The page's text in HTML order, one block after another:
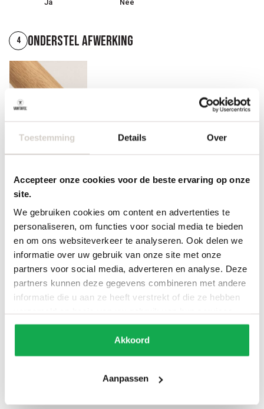
Toestemming Details Over
Accepteer onze cookies voor de beste ervaring op onze
site.
We gebruiken cookies om content en advertenties te
personaliseren, om functies voor social media te bieden
en om ons websiteverkeer te analyseren. Ook delen we
informatie over uw gebruik van onze site met onze
partners voor social media, adverteren en analyse. Deze
partners kunnen deze gegevens combineren met andere
informatie die u aan ze heeft verstrekt of die ze hebben
Akkoord
Aanpassen
Ja Nee
4 Onderstel afwerking
Randafwerking
Recht (standaard) 20 Facet 12 Inversed
Levertijd: 6 - 8 weken